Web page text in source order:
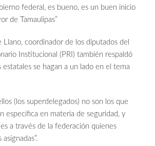
federal, es bueno, es un buen inicio
de Tamaulipas”
coordinador de los diputados del
Institucional (PRI) también respaldó
estatales se hagan a un lado en el tema
(los superdelegados) no son los que
específica en materia de seguridad, y
a través de la federación quienes